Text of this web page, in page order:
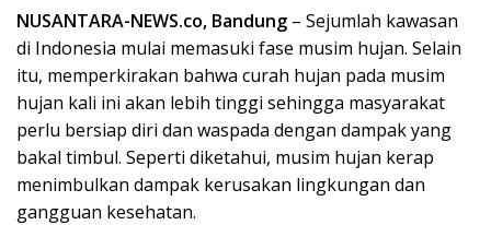
NUSANTARA-NEWS.co, Bandung – Sejumlah kawasan
di Indonesia mulai memasuki fase musim hujan. Selain
itu, memperkirakan bahwa curah hujan pada musim
hujan kali ini akan lebih tinggi sehingga masyarakat
perlu bersiap diri dan waspada dengan dampak yang
bakal timbul. Seperti diketahui, musim hujan kerap
menimbulkan dampak kerusakan lingkungan dan
gangguan kesehatan.